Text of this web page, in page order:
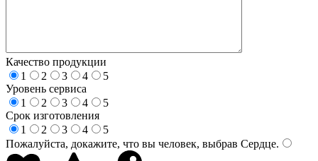
Качество продукции
1
2 3 4
5
Уровень сервиса
1
2 3 4
5
Срок изготовления
1
2 3 4
5
Пожалуйста, докажите, что вы человек, выбрав Сердце.